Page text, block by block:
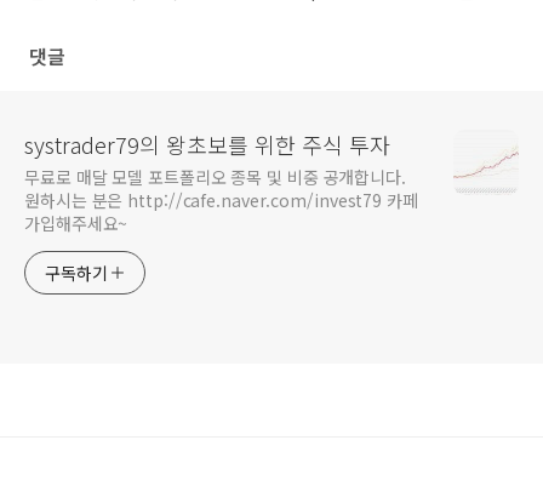
댓글
systrader79의 왕초보를 위한 주식 투자
무료로 매달 모델 포트폴리오 종목 및 비중 공개합니다.
원하시는 분은 http://cafe.naver.com/invest79 카페
가입해주세요~
구독하기